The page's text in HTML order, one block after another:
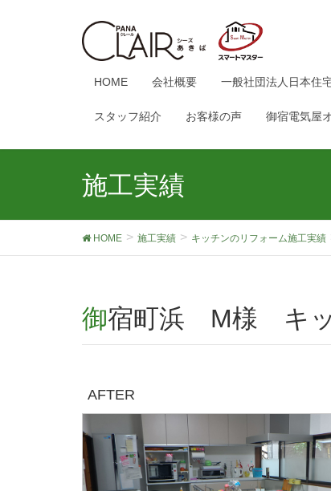
HOME 会社概要 一般社団法人日本住
スタッフ紹介 お客様の声 御宿電気屋
施工実績
HOME 施工実績 キッチンのリフォーム施工実績
御宿町浜 M様 キ
AFTER